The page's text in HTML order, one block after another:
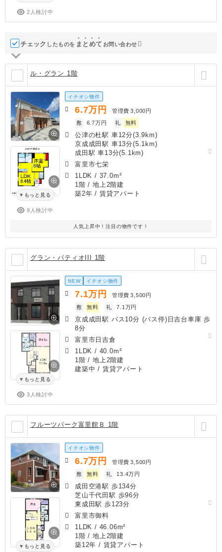
2人検討中
チェック したものを ま と めて お問い合わせ
ル・グラン 1階
もっと見る
9人検討中
イチオシ物件
6.7万円 管理費 3,000円
敷
6.7万円 礼 無料
公津の杜駅 車12分(3.9km)
京成成田駅 車13分(5.1km)
成田駅 車13分(5.1km)
富里市七栄
1LDK / 37.0m²
1階 / 地上2階建
築2年 / 賃貸アパート
人気上昇中！注目の物件です！
グラン・パティオIII 1階
もっと見る
3人検討中
NEW イチオシ物件
7.1万円 管理費 3,500円
敷
無料 礼 7.1万円
京成成田駅 バス10分 (バス停)日吉台車庫 歩
8分
富里市日吉倉
1LDK / 40.0m²
1階 / 地上2階建
建築中 / 賃貸アパート
フルーツパーク富里館Ｂ 1階
もっと見る
イチオシ物件
6.7万円 管理費 3,500円
敷
無料 礼 13.4万円
成田空港駅 歩134分
芝山千代田駅 歩96分
東成田駅 歩123分
富里市御料
1LDK / 46.06m²
1階 / 地上2階建
築12年 / 賃貸アパート